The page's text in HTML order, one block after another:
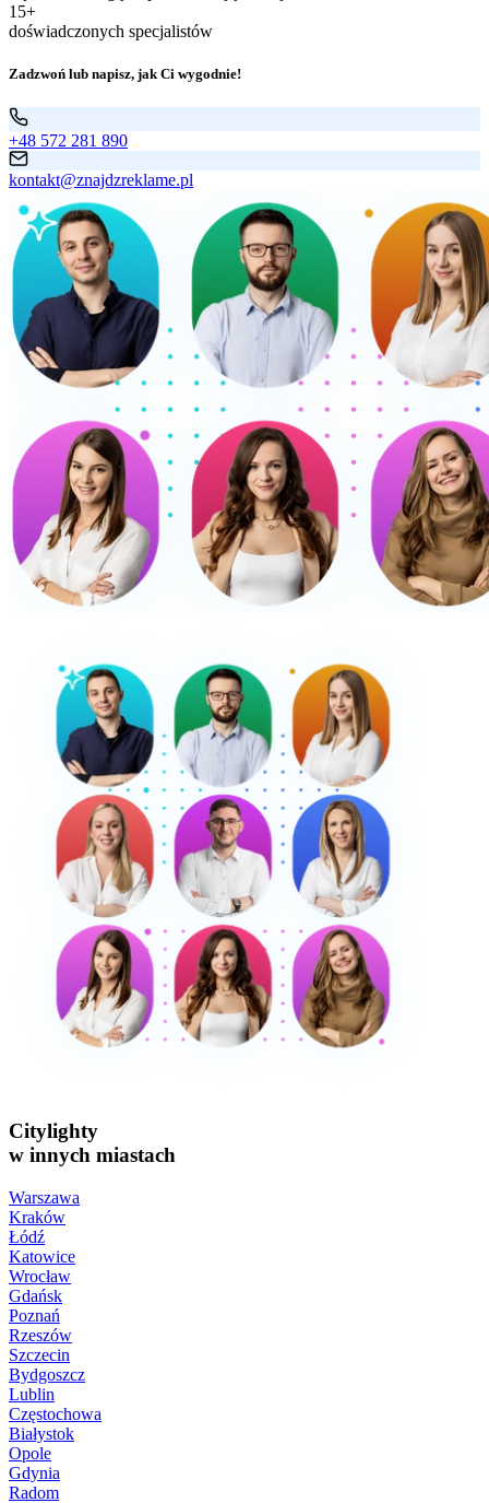
15+
doświadczonych specjalistów
Zadzwoń lub napisz, jak Ci wygodnie!
+48 572 281 890
kontakt@znajdzreklame.pl
Citylighty
w innych miastach
Warszawa
Kraków
Łódź
Katowice
Wrocław
Gdańsk
Poznań
Rzeszów
Szczecin
Bydgoszcz
Lublin
Częstochowa
Białystok
Opole
Gdynia
Radom